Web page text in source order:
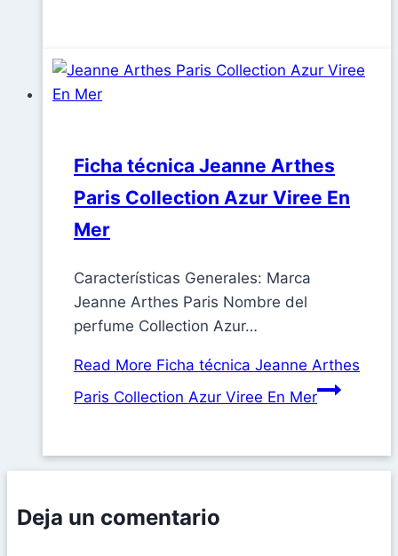
Ficha técnica Jeanne Arthes
Paris Collection Azur Viree En
Mer
Características Generales: Marca
Jeanne Arthes Paris Nombre del
perfume Collection Azur…
Read More Ficha técnica Jeanne Arthes
Paris Collection Azur Viree En Mer
Deja un comentario